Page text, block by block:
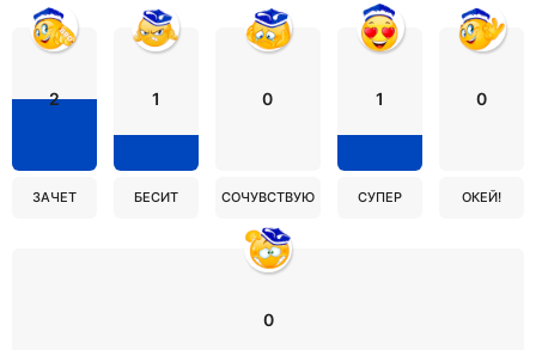
2
ЗАЧЕТ
1
БЕСИТ
0
СОЧУВСТВУЮ
1
СУПЕР
0
ОКЕЙ!
0